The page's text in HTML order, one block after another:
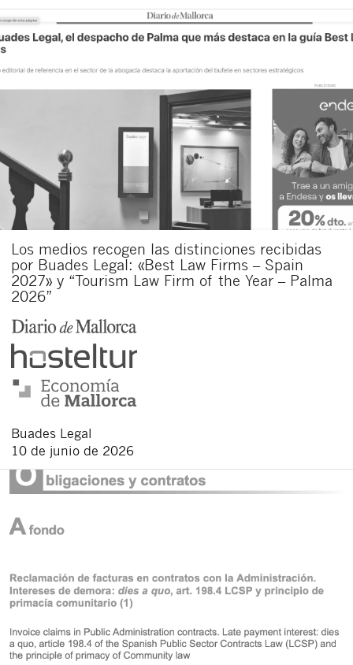
Los medios recogen las distinciones recibidas
por Buades Legal: «Best Law Firms – Spain
2027» y “Tourism Law Firm of the Year – Palma
2026”
Buades Legal
10 de junio de 2026